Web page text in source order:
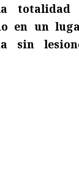
en un
sin